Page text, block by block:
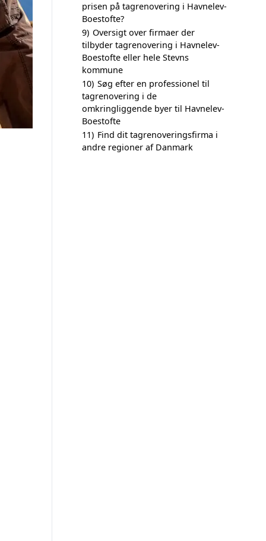
prisen på tagrenovering i Havnelev-
Boestofte?
9) Oversigt over firmaer der
tilbyder tagrenovering i Havnelev-
Boestofte eller hele Stevns
kommune
10) Søg efter en professionel til
tagrenovering i de
omkringliggende byer til Havnelev-
Boestofte
11) Find dit tagrenoveringsfirma i
andre regioner af Danmark